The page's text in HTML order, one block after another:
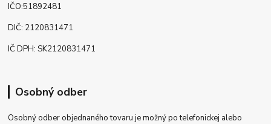
IČO:51892481
DIČ: 2120831471
IČ DPH: SK2120831471
Osobný odber
Osobný odber objednaného tovaru je možný po telefonickej alebo